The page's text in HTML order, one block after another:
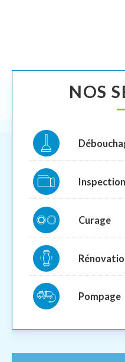
NOS
Curage
Pompage